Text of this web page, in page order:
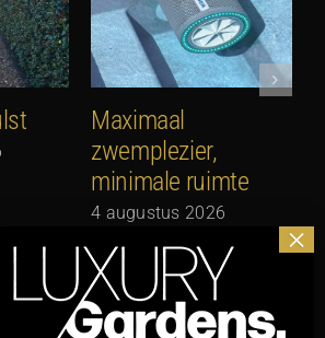
Maximaal
zwemplezier,
minimale ruimte
4 augustus 2026